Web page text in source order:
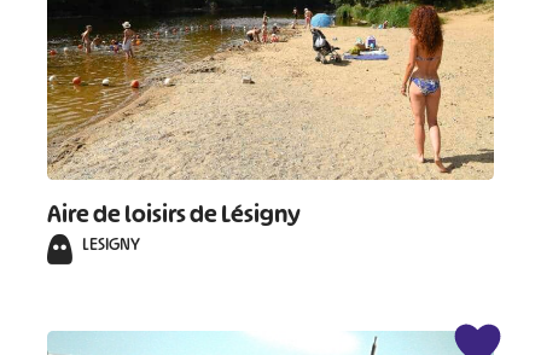
Aire de loisirs de Lésigny
LESIGNY